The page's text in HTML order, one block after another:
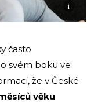
i
často
svém boku ve
že v České
věku